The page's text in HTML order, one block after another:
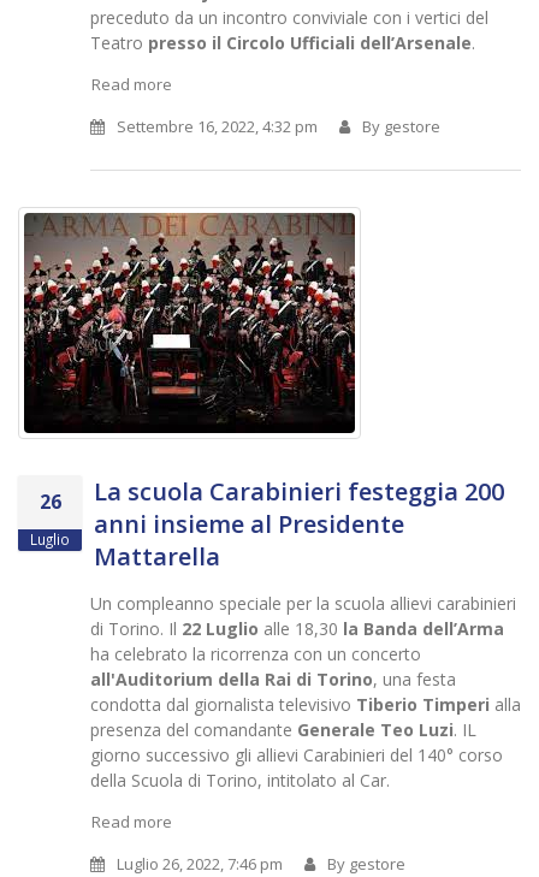
preceduto da un incontro conviviale con i vertici del
Teatro presso il Circolo Ufficiali dell’Arsenale.
Read more
Settembre 16, 2022, 4:32 pm
By gestore
26
Luglio
La scuola Carabinieri festeggia 200
anni insieme al Presidente
Mattarella
Un compleanno speciale per la scuola allievi carabinieri
di Torino. Il 22 Luglio alle 18,30 la Banda dell’Arma
ha celebrato la ricorrenza con un concerto
all'Auditorium della Rai di Torino, una festa
condotta dal giornalista televisivo Tiberio Timperi alla
presenza del comandante Generale Teo Luzi. IL
giorno successivo gli allievi Carabinieri del 140° corso
della Scuola di Torino, intitolato al Car.
Read more
Luglio 26, 2022, 7:46 pm
By gestore